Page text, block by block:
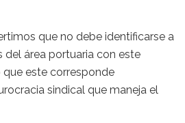
que no debe identificarse a
área portuaria con este
que este corresponde
sindical que maneja el